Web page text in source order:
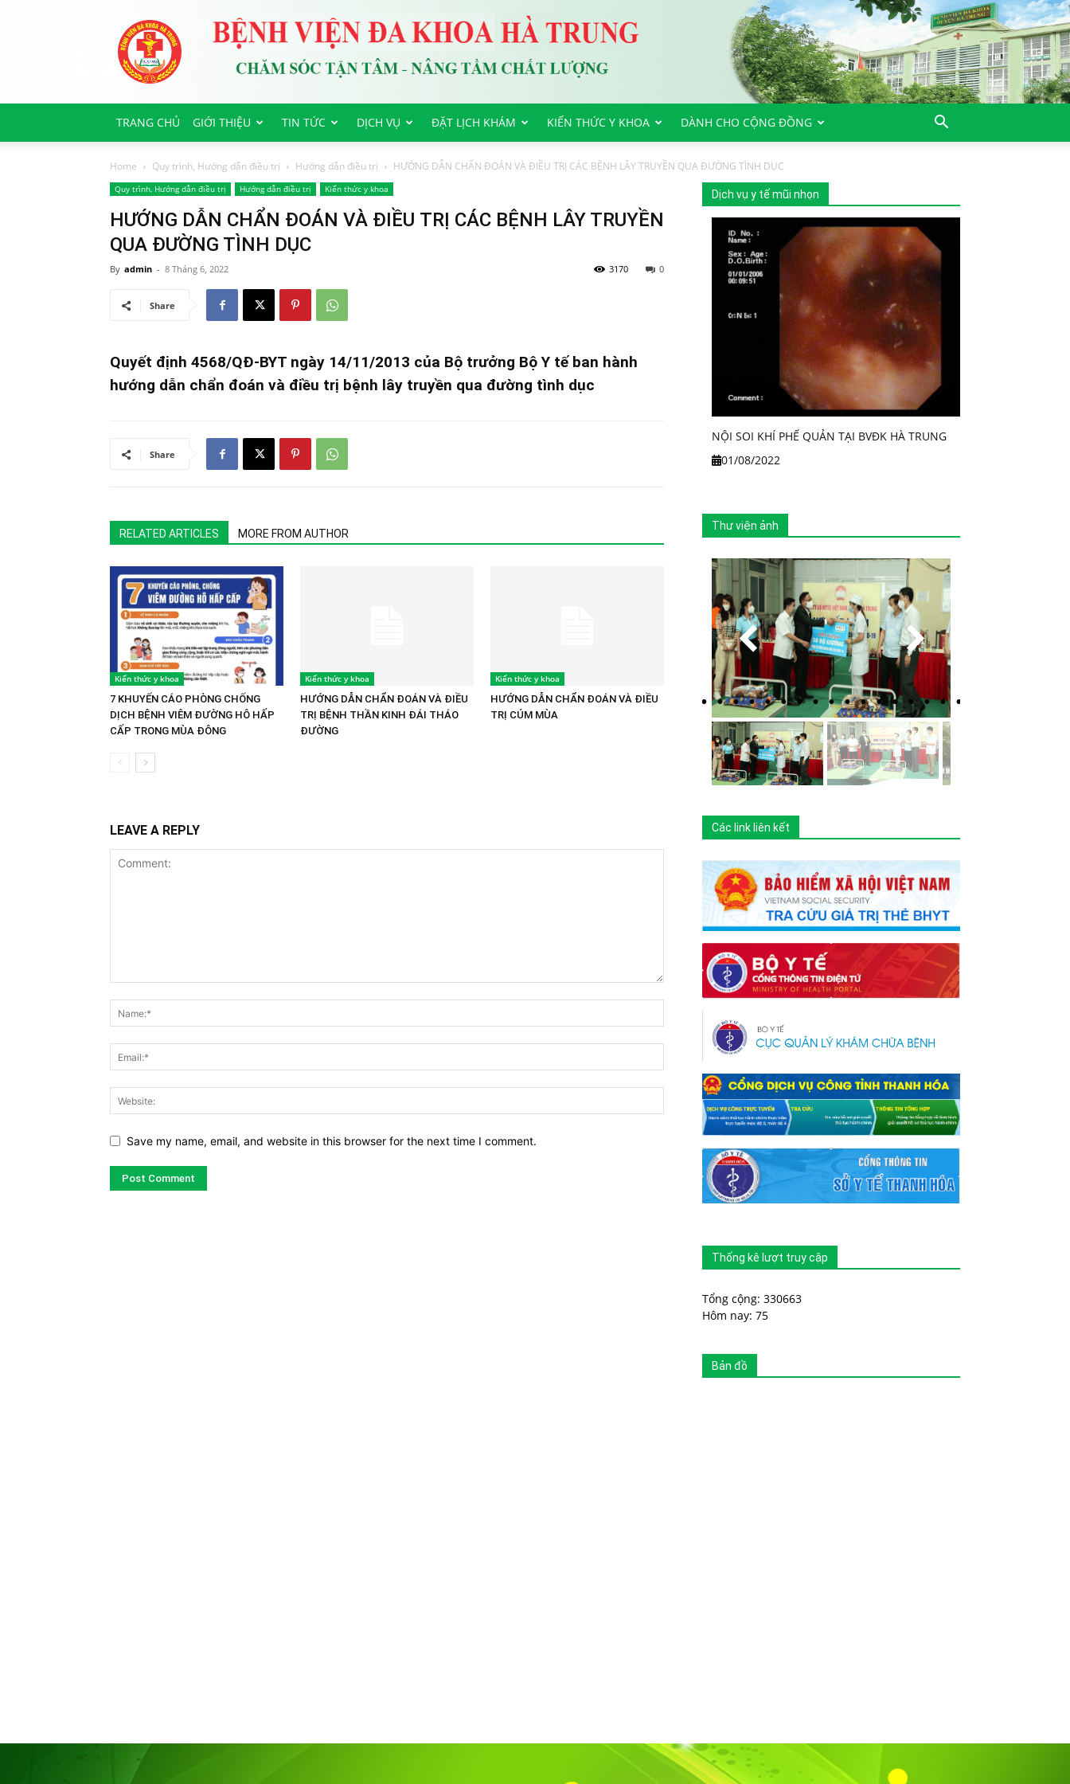
Bệnh
viện
Đa
Khoa
Trung
TRANG CHỦ
GIỚI THIỆU TIN TỨC DỊCH VỤ ĐẶT LỊCH KHÁM KIẾN THỨC Y KHOA DÀNH CHO CỘNG ĐỒNG
Home Quy trình, Hướng dẫn điều trị Hướng dẫn điều trị HƯỚNG DẪN CHẨN ĐOÁN VÀ ĐIỀU TRỊ CÁC BỆNH LÂY TRUYỀN QUA ĐƯỜNG TÌNH DỤC
Quy trình, Hướng dẫn điều trị Hướng dẫn điều trị Kiến thức y khoa
HƯỚNG DẪN CHẨN ĐOÁN VÀ ĐIỀU TRỊ CÁC BỆNH LÂY TRUYỀN
QUA ĐƯỜNG TÌNH DỤC
By admin - 8 Tháng 6, 2022 0
3170
Share
Quyết định 4568/QĐ-BYT ngày 14/11/2013 của Bộ trưởng Bộ Y tế ban hành
hướng dẫn chẩn đoán và điều trị bệnh lây truyền qua đường tình dục
Share
RELATED ARTICLES MORE FROM AUTHOR
Kiến thức y khoa
7 KHUYẾN CÁO PHÒNG CHỐNG
DỊCH BỆNH VIÊM ĐƯỜNG HÔ HẤP
CẤP TRONG MÙA ĐÔNG
Kiến thức y khoa
HƯỚNG DẪN CHẨN ĐOÁN VÀ ĐIỀU
TRỊ BỆNH THẦN KINH ĐÁI THÁO
ĐƯỜNG
Kiến thức y khoa
HƯỚNG DẪN CHẨN ĐOÁN VÀ ĐIỀU
TRỊ CÚM MÙA
LEAVE A REPLY
Save my name, email, and website in this browser for the next time I comment.
Dịch vụ y tế mũi nhọn
NỘI SOI KHÍ PHẾ QUẢN TẠI BVĐK HÀ TRUNG
01/08/2022
Thư viện ảnh
Các link liên kết
Thống kê lượt truy cập
Tổng cộng: 330663
Hôm nay: 75
Bản đồ